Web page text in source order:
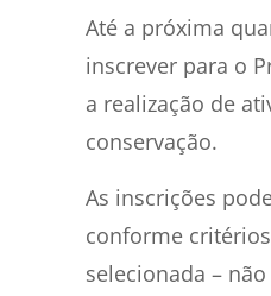
Até a próxima
inscrever para o
a realização de
conservação.
As inscrições
conforme
selecionada –